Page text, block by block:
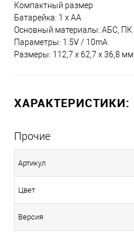
Компактный размер
Батарейка: 1 x АА
Основный материалы: АБС, ПК
Параметры: 1.5V / 10mA
Размеры: 112,7 x 62,7 x 36,8 мм
ХАРАКТЕРИСТИКИ:
Прочие
Артикул
Цвет
Версия